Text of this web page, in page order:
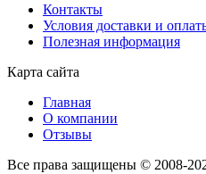
Контакты
Условия доставки и
Полезная информация
Карта сайта
Главная
О компании
Отзывы
Все права защищены © 2008-